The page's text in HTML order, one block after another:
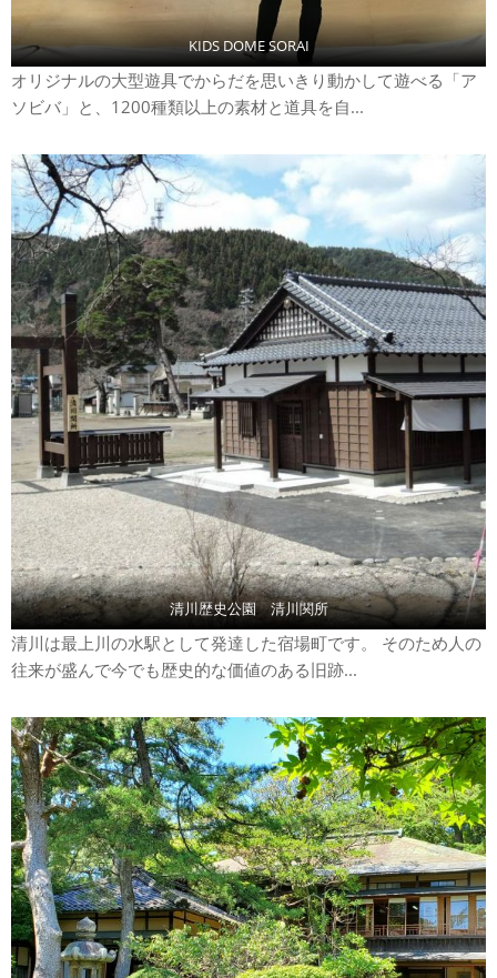
KIDS DOME SORAI
オリジナルの大型遊具でからだを思いきり動かして遊べる「ア
ソビバ」と、1200種類以上の素材と道具を自...
清川歴史公園 清川関所
清川は最上川の水駅として発達した宿場町です。 そのため人の
往来が盛んで今でも歴史的な価値のある旧跡...